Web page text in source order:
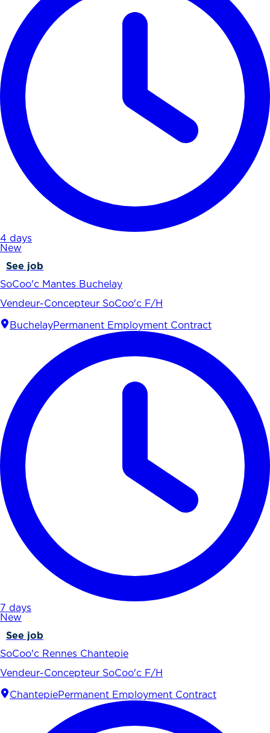
4 days
New
See job
SoCoo'c Mantes Buchelay
Vendeur-Concepteur SoCoo'c F/H
BuchelayPermanent Employment Contract
7 days
New
See job
SoCoo'c Rennes Chantepie
Vendeur-Concepteur SoCoo'c F/H
ChantepiePermanent Employment Contract